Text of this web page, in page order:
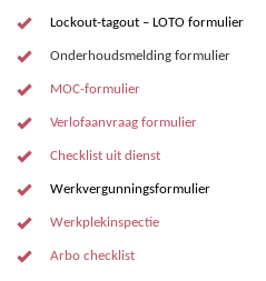
Lockout-tagout – LOTO formulier
Onderhoudsmelding formulier
MOC-formulier
Verlofaanvraag formulier
Checklist uit dienst
Werkvergunningsformulier
Werkplekinspectie
Arbo checklist